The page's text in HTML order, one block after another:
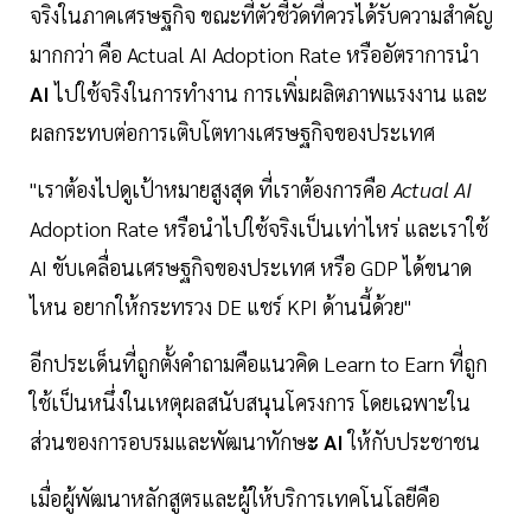
จริงในภาคเศรษฐกิจ ขณะที่ตัวชี้วัดที่ควรได้รับความสำคัญ
มากกว่า คือ Actual AI Adoption Rate หรืออัตราการนำ
AIไปใช้จริงในการทำงาน การเพิ่มผลิตภาพแรงงาน และ
ผลกระทบต่อการเติบโตทางเศรษฐกิจของประเทศ
"เราต้องไปดูเป้าหมายสูงสุด ที่เราต้องการคือ Actual AI
Adoption Rate หรือนำไปใช้จริงเป็นเท่าไหร่ และเราใช้
AI ขับเคลื่อนเศรษฐกิจของประเทศ หรือ GDP ได้ขนาด
ไหน อยากให้กระทรวง DE แชร์ KPI ด้านนี้ด้วย"
อีกประเด็นที่ถูกตั้งคำถามคือแนวคิด Learn to Earn ที่ถูก
ใช้เป็นหนึ่งในเหตุผลสนับสนุนโครงการ โดยเฉพาะใน
ส่วนของการอบรมและพัฒนาทักษะ AIให้กับประชาชน
เมื่อผู้พัฒนาหลักสูตรและผู้ให้บริการเทคโนโลยีคือ